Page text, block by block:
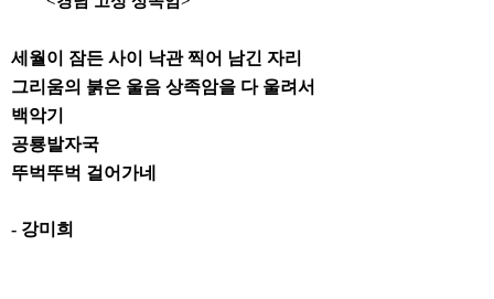
세월이 잠든 사이 낙관 찍어 남긴 자리
그리움의 붉은 울음 상족암을 다 울려서
백악기
공룡발자국
뚜벅뚜벅 걸어가네
- 강미희